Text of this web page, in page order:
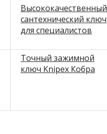
Высококачественный
сантехнический ключ
для специалистов
Точный зажимной
ключ Knipex Кобра